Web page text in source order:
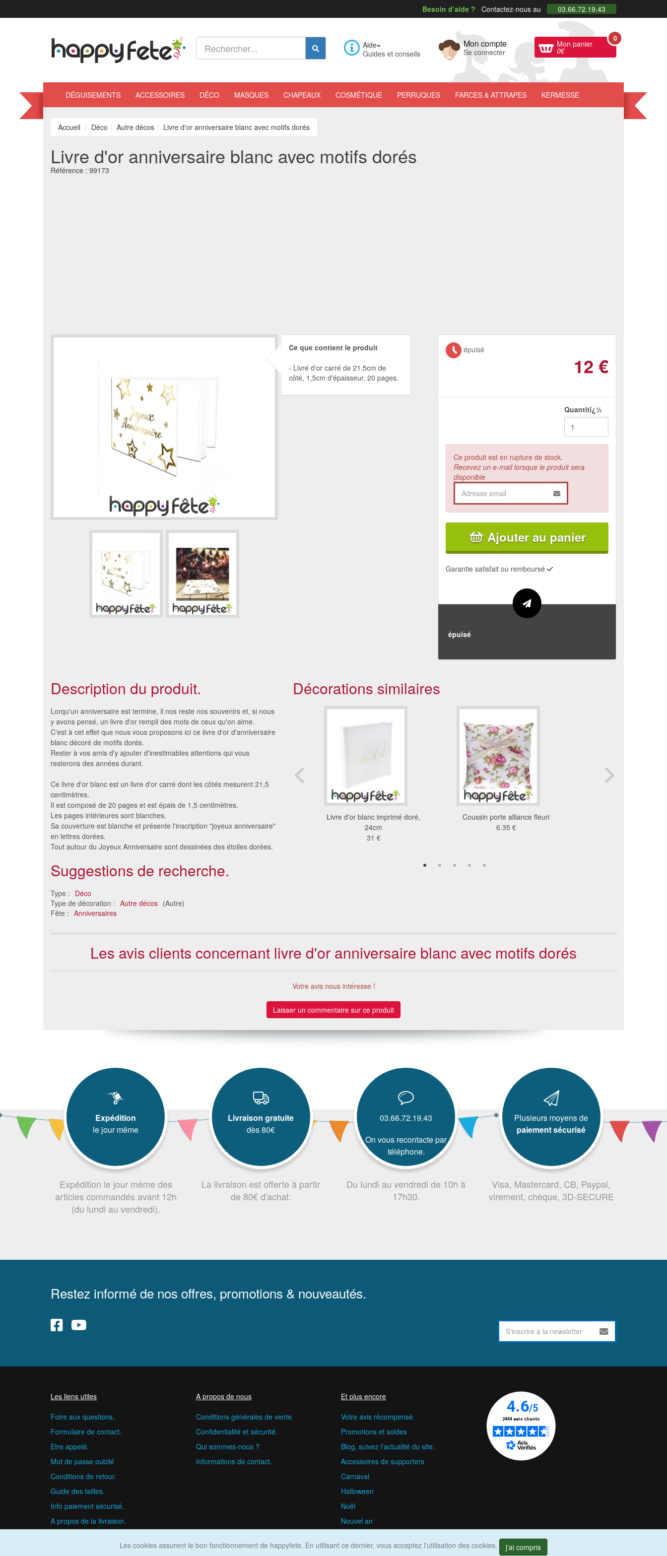
Besoin d’aide ? Contactez-nous au 03.66.72.19.43
Aide
Guides et conseils
Mon compte
Se connecter
Mon panier
0€
0
DÉGUISEMENTS ACCESSOIRES DÉCO MASQUES CHAPEAUX COSMÉTIQUE PERRUQUES FARCES & ATTRAPES KERMESSE
Accueil Déco Autre décos Livre d'or anniversaire blanc avec motifs dorés
Livre d'or anniversaire blanc avec motifs dorés
Référence : 99173
Ce que contient le produit
Livré d'or carré de 21,5cm de
côté, 1,5cm d'épaisseur, 20 pages.
épuisé
12 €
Quantitï¿½
Ce produit est en rupture de stock.
Recevez un e-mail lorsque le produit sera
disponible
Ajouter au panier
Garantie satisfait ou remboursé
épuisé
Description du produit.
Lorqu'un anniversaire est termine, il nos reste nos souvenirs et, si nous
y avons pensé, un livre d'or rempli des mots de ceux qu'on aime.
C'est à cet effet que nous vous proposons ici ce livre d'or d'anniversaire
blanc décoré de motifs dorés.
Rester à vos amis d'y ajouter d'inestimables attentions qui vous
resterons des années durant.
Ce livre d'or blanc est un livre d'or carré dont les côtés mesurent 21,5
centimètres.
Il est composé de 20 pages et est épais de 1,5 centimètres.
Les pages intérieures sont blanches.
Sa couverture est blanche et présente l'inscription "joyeux anniversaire"
en lettres dorées.
Tout autour du Joyeux Anniversaire sont dessinées des étoiles dorées.
Suggestions de recherche.
Type : Déco
Type de décoration : Autre décos (Autre)
Fête : Anniversaires
Décorations similaires
Bombe de mousse
2.9 €
8.92 €
Livre d'or blanc imprimé doré,
24cm
31 €
Coussin porte alliance fleuri
6.35 €
Les avis clients concernant livre d'or anniversaire blanc avec motifs dorés
Votre avis nous intéresse !
Laisser un commentaire sur ce produit
Expédition
le jour même
Expédition le jour même des
articles commandés avant 12h
(du lundi au vendredi).
Livraison gratuite
dès 80€
La livraison est offerte à partir
de 80€ d'achat.
03.66.72.19.43
On vous recontacte par
téléphone.
Du lundi au vendredi de 10h à
17h30.
Plusieurs moyens de
paiement sécurisé
Visa, Mastercard, CB, Paypal,
virement, chèque, 3D-SECURE
Restez informé de nos offres, promotions & nouveautés.
Les liens utiles
Foire aux questions.
Formulaire de contact.
Etre appelé.
Mot de passe oublié
Conditions de retour.
Guide des tailles.
Info paiement sécurisé.
A propos de la livraison.
A propos de nous
Conditions générales de vente.
Confidentialité et sécurité.
Qui sommes-nous ?
Informations de contact.
Et plus encore
Votre avis récompensé.
Promotions et soldes
Blog, suivez l'actualité du site.
Accessoires de supporters
Carnaval
Halloween
Noël
Nouvel an
Les cookies assurent le bon fonctionnement de happyfete. En utilisant ce dernier, vous acceptez l'utilisation des cookies.
j'ai compris